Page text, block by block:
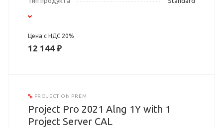
Цена с НДС 20%
12 144 ₽
PROJECT ON PREM
Project Pro 2021 Alng 1Y with 1
Project Server CAL